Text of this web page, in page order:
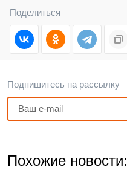
Поделиться
Подпишитесь на рассылку
Похожие новости: